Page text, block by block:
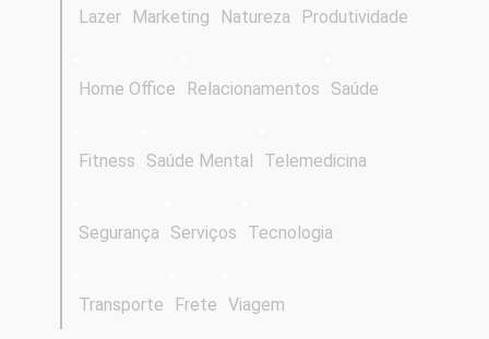
Lazer Marketing Natureza Produtividade
Home Office Relacionamentos Saúde
Fitness Saúde Mental Telemedicina
Segurança Serviços Tecnologia
Transporte Frete Viagem